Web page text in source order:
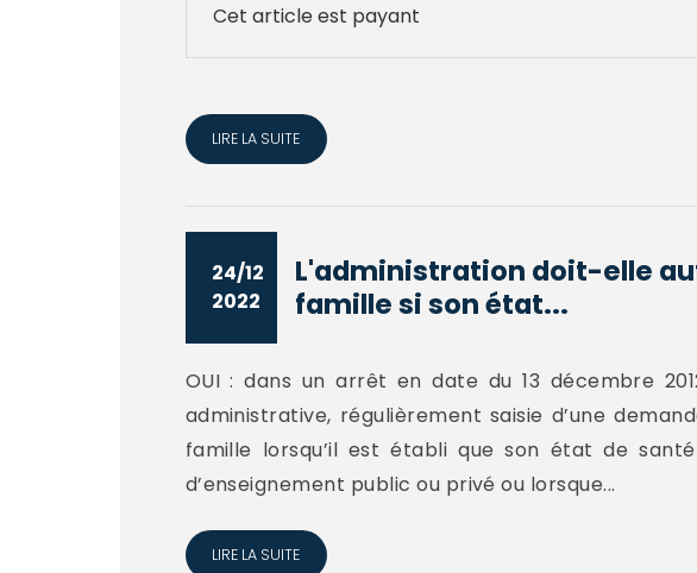
Cet article est payant
LIRE LA SUITE
24/12
2022
L'administration doit-elle
famille si son état...
OUI : dans un arrêt en date du 13 décembre
administrative, régulièrement saisie d’une
famille lorsqu’il est établi que son état de
d’enseignement public ou privé ou lorsque...
LIRE LA SUITE